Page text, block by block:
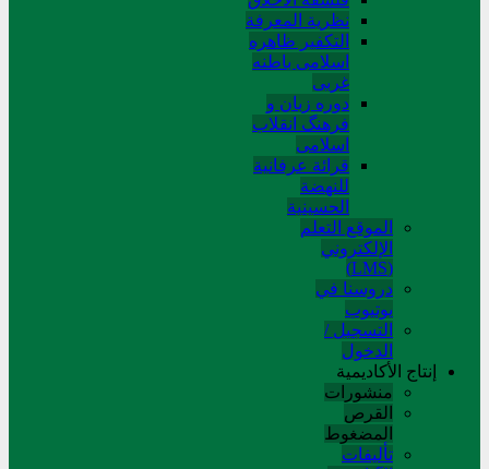
نظریة المعرفة
التکفیر ظاهره
اسلامی باطنه
غربی
دوره زبان و
فرهنگ انقلاب
اسلامی
قرائة عرفانیة
للنهضة
الحسینیة
الموقع التعلم
الإلکتروني
(LMS)
دروسنا في
يوتيوب
التسجيل /
الدخول
إنتاج الأكاديمية
منشورات
القرص
المضغوط
تألیفات